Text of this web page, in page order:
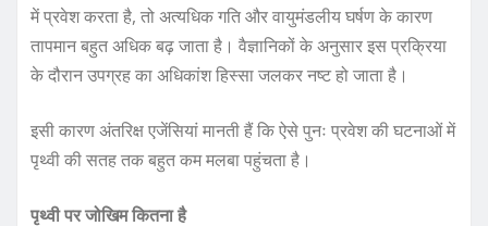
में प्रवेश करता है, तो अत्यधिक गति और वायुमंडलीय घर्षण के कारण
तापमान बहुत अधिक बढ़ जाता है। वैज्ञानिकों के अनुसार इस प्रक्रिया
के दौरान उपग्रह का अधिकांश हिस्सा जलकर नष्ट हो जाता है।
इसी कारण अंतरिक्ष एजेंसियां मानती हैं कि ऐसे पुनः प्रवेश की घटनाओं में
पृथ्वी की सतह तक बहुत कम मलबा पहुंचता है।
पृथ्वी पर जोखिम कितना है